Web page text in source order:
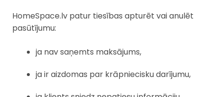
HomeSpace.lv patur tiesības apturēt vai anulēt
pasūtījumu:
ja nav saņemts maksājums,
ja ir aizdomas par krāpniecisku darījumu,